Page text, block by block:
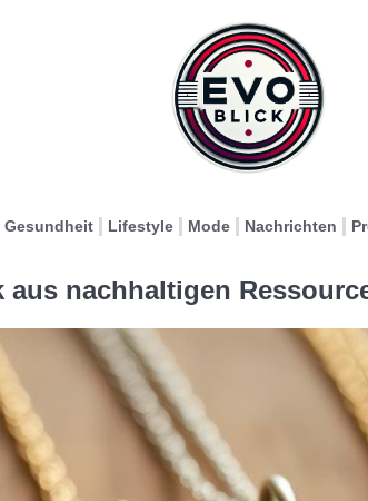
Gesundheit Lifestyle Mode Nachrichten
aus nachhaltigen